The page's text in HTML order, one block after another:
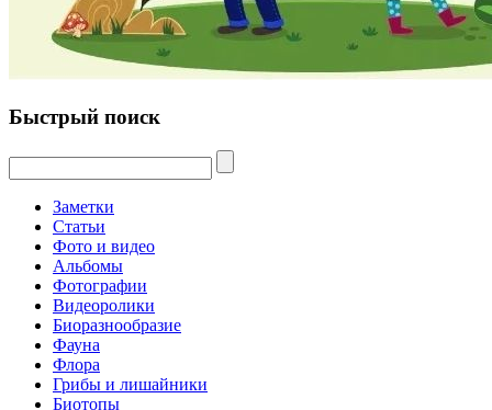
Быстрый поиск
Заметки
Статьи
Фото и видео
Альбомы
Фотографии
Видеоролики
Биоразнообразие
Фауна
Флора
Грибы и лишайники
Биотопы